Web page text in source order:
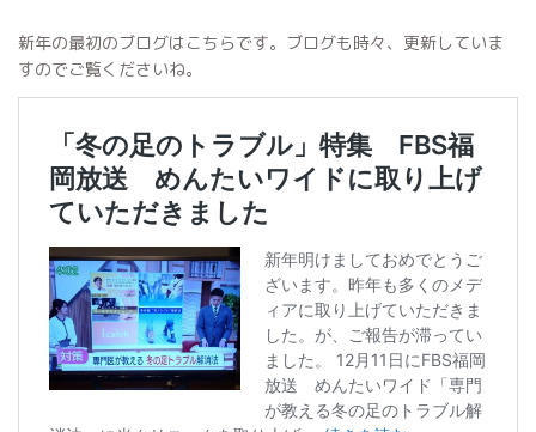
新年の最初のブログはこちらです。ブログも時々、更新していま
すのでご覧くださいね。